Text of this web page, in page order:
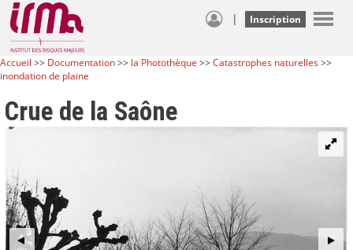
| Inscription
Accueil >> Documentation>> la Photothèque >>Catastrophes naturelles>>
inondation de plaine
Crue de la Saône